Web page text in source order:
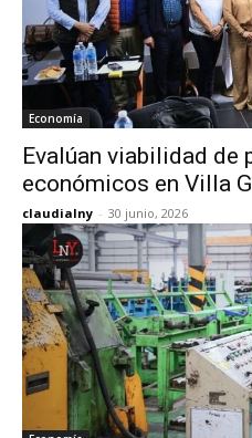
Economía
Evalúan viabilidad de
económicos en Villa
claudialny - 30 junio, 2026